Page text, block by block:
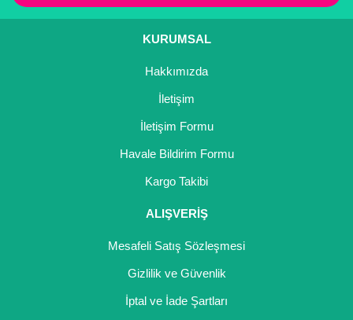
KURUMSAL
Hakkımızda
İletişim
İletişim Formu
Havale Bildirim Formu
Kargo Takibi
ALIŞVERİŞ
Mesafeli Satış Sözleşmesi
Gizlilik ve Güvenlik
İptal ve İade Şartları